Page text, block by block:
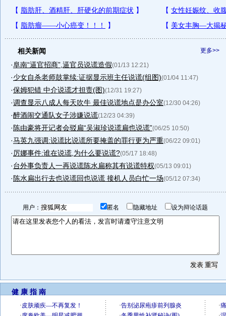
更多>>
相关新闻
·阜南“逼官招商”,逼官员说谎造假(01/13 12:21)
·少女自杀老师鼓掌续:证据显示班主任说谎(组图)(01/04 11:47)
·保姆犯错 中介说谎才担责(图)(12/31 19:27)
·调查显示八成人每天吹牛 最佳说谎地点是办公室(12/30 04:26)
·醉酒闹交通队女子涉嫌说谎(12/23 04:39)
· 陈由豪将开记者会驳扁“吴淑珍说谎扁也说谎”(06/25 10:50)
·马英九强调:说谎比说谎所要掩盖的罪行更为严重(06/22 09:01)
· 厉娜事件:谁在说谎,为什么要说谎?(05/17 18:48)
·台外事负责人一再说谎陈水扁称其有说谎特权(05/13 09:01)
· 陈水扁出行去也说谎回也说谎 接机人员白忙一场(05/12 07:34)
用户： 匿名 隐藏地址 设为辩论话题
健 康 指 南